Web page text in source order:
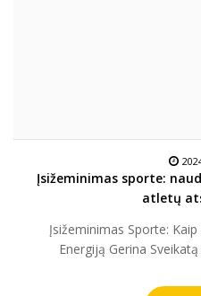
Įsižeminimas sporte:
atletų
Įsižeminimas Sporte:
Energiją Gerina